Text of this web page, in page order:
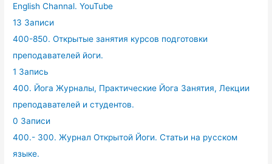
English Channal. YouTube
13 Записи
400-850. Открытые занятия курсов подготовки
преподавателей йоги.
1 Запись
400. Йога Журналы, Практические Йога Занятия, Лекции
преподавателей и студентов.
0 Записи
400.- 300. Журнал Открытой Йоги. Статьи на русском
языке.